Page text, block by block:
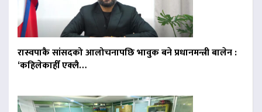
रास्वपाकै सांसदको आलोचनापछि भावुक बने प्रधानमन्त्री बालेन :
‘कहिलेकाहीँ एक्लै…